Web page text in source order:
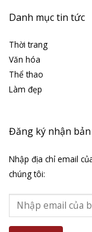
Danh mục tin tức
Thời trang
Văn hóa
Thể thao
Làm đẹp
Đăng ký nhận
Nhập địa chỉ email
chúng tôi: